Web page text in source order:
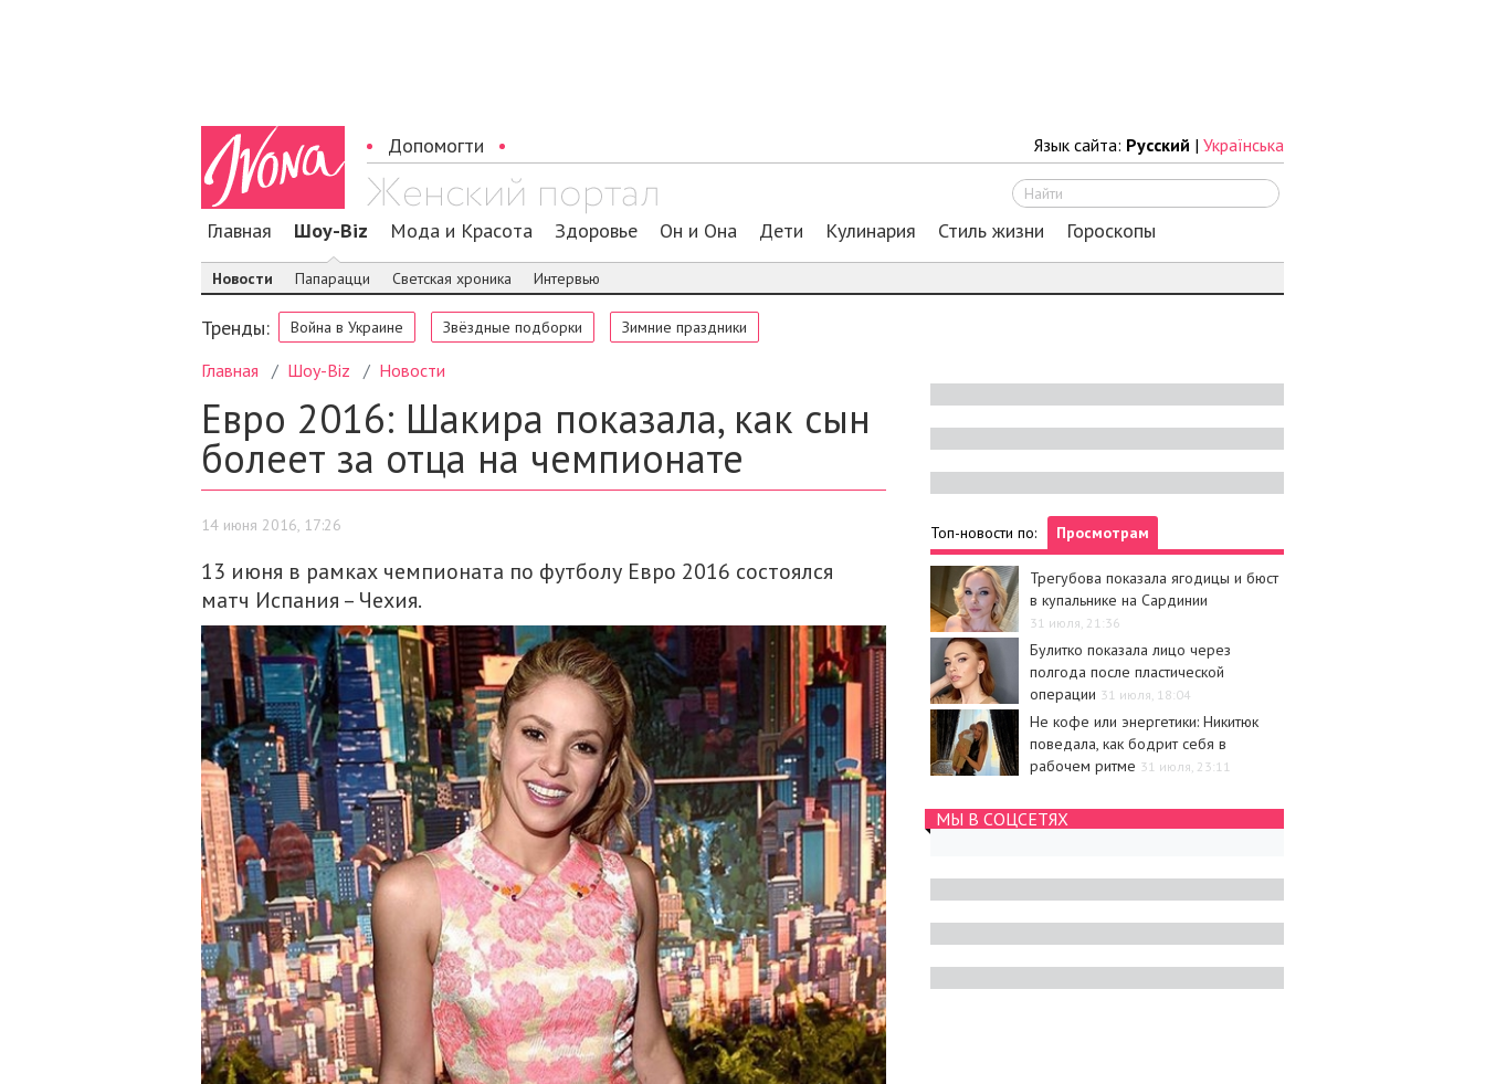
Допомогти Язык сайта: Русский | Українська
Главная Шоу-Biz Мода и Красота Здоровье Он и Она Дети Кулинария Стиль жизни Гороскопы
Новости Папарацци Светская хроника Интервью
Тренды: Война в Украине Звёздные подборки Зимние праздники
Главная Шоу-Biz Новости
Евро 2016: Шакира показала, как сын
болеет за отца на чемпионате
14 июня 2016, 17:26
13 июня в рамках чемпионата по футболу Евро 2016 состоялся
матч Испания – Чехия.
Топ-новости по: Просмотрам
Трегубова показала ягодицы и бюст
в купальнике на Сардинии
31 июля, 21:36
Булитко показала лицо через
полгода после пластической
операции 31 июля, 18:04
Не кофе или энергетики: Никитюк
поведала, как бодрит себя в
рабочем ритме 31 июля, 23:11
МЫ В СОЦСЕТЯХ